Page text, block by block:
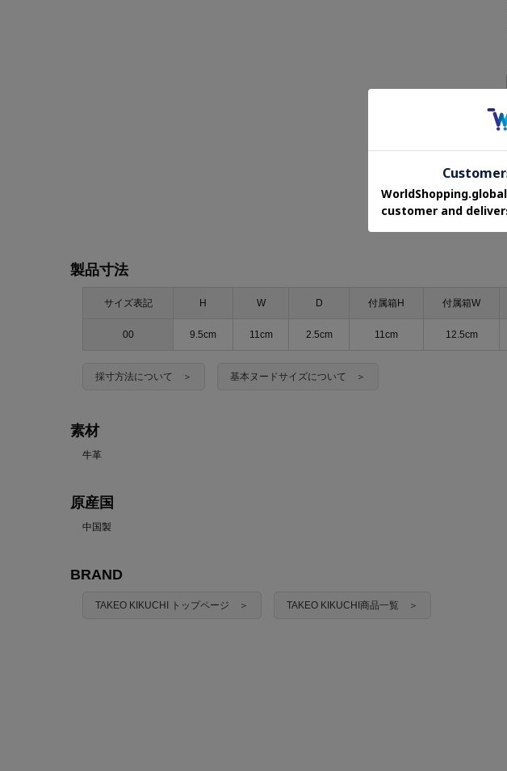
製品寸法
サイズ表記 H W D 付属箱H 付属箱W
00 9.5cm 11cm 2.5cm 11cm 12.5cm
採寸方法について ＞ 基本ヌードサイズについて ＞
素材
牛革
原産国
中国製
BRAND
TAKEO KIKUCHI トップページ ＞ TAKEO KIKUCHI商品一覧 ＞